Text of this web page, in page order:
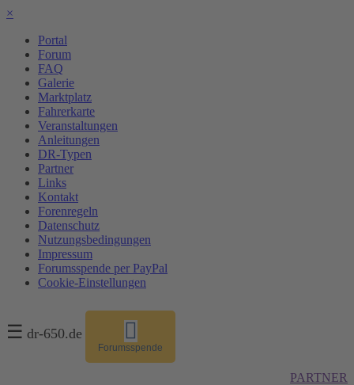
×
Portal
Forum
FAQ
Galerie
Marktplatz
Fahrerkarte
Veranstaltungen
Anleitungen
DR-Typen
Partner
Links
Kontakt
Forenregeln
Datenschutz
Nutzungsbedingungen
Impressum
Forumsspende per PayPal
Cookie-Einstellungen
☰ dr-650.de
Forumsspende
PARTNER